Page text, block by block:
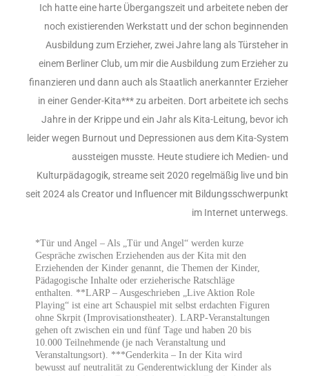
Ich hatte eine harte Übergangszeit und arbeitete neben der
noch existierenden Werkstatt und der schon beginnenden
Ausbildung zum Erzieher, zwei Jahre lang als Türsteher in
einem Berliner Club, um mir die Ausbildung zum Erzieher zu
finanzieren und dann auch als Staatlich anerkannter Erzieher
in einer Gender-Kita*** zu arbeiten. Dort arbeitete ich sechs
Jahre in der Krippe und ein Jahr als Kita-Leitung, bevor ich
leider wegen Burnout und Depressionen aus dem Kita-System
aussteigen musste. Heute studiere ich Medien- und
Kulturpädagogik, streame seit 2020 regelmäßig live und bin
seit 2024 als Creator und Influencer mit Bildungsschwerpunkt
im Internet unterwegs.
*Tür und Angel – Als „Tür und Angel“ werden kurze
Gespräche zwischen Erziehenden aus der Kita mit den
Erziehenden der Kinder genannt, die Themen der Kinder,
Pädagogische Inhalte oder erzieherische Ratschläge
enthalten. **LARP – Ausgeschrieben „Live Aktion Role
Playing“ ist eine art Schauspiel mit selbst erdachten Figuren
ohne Skrpit (Improvisationstheater). LARP-Veranstaltungen
gehen oft zwischen ein und fünf Tage und haben 20 bis
10.000 Teilnehmende (je nach Veranstaltung und
Veranstaltungsort). ***Genderkita – In der Kita wird
bewusst auf neutralität zu Genderentwicklung der Kinder als